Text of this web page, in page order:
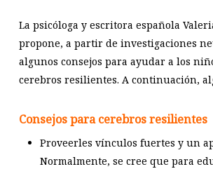
La psicóloga y escritora española
propone, a partir de investigaciones
algunos consejos para ayudar a los
cerebros resilientes. A continuación,
Consejos para cerebros resilientes
Proveerles vínculos fuertes y un
Normalmente, se cree que para